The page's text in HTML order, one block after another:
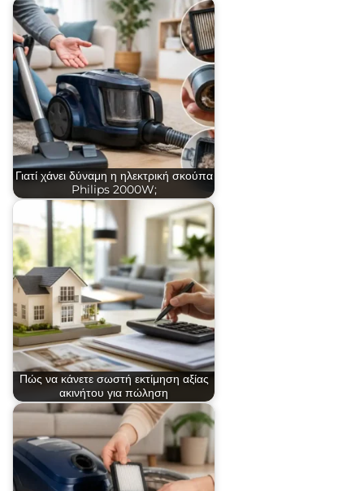
Γιατί χάνει δύναμη η ηλεκτρική σκούπα
Philips 2000W;
Πώς να κάνετε σωστή εκτίμηση αξίας
ακινήτου για πώληση